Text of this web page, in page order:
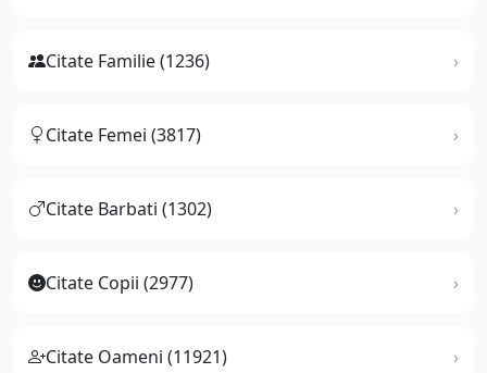
Citate Familie (1236)
Citate Femei (3817)
Citate Barbati (1302)
Citate Copii (2977)
Citate Oameni (11921)